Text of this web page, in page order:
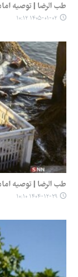
طب الرضا | توصیه
۱۴۰۵-۰۱-۰۲ ۱۰:۱۲
طب الرضا | توصیه
۱۴۰۴-۱۲-۲۹ ۱۰:۱۰